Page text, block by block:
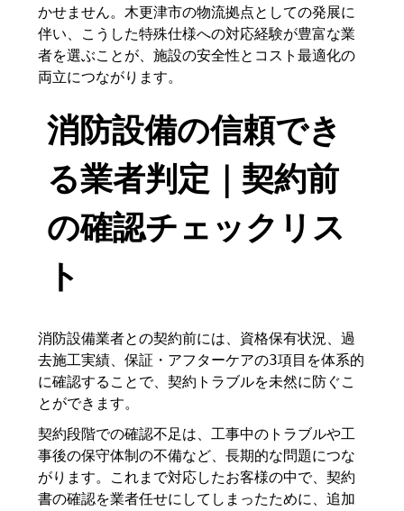
かせません。木更津市の物流拠点としての発展に
伴い、こうした特殊仕様への対応経験が豊富な業
者を選ぶことが、施設の安全性とコスト最適化の
両立につながります。
消防設備の信頼でき
る業者判定｜契約前
の確認チェックリス
ト
消防設備業者との契約前には、資格保有状況、過
去施工実績、保証・アフターケアの3項目を体系的
に確認することで、契約トラブルを未然に防ぐこ
とができます。
契約段階での確認不足は、工事中のトラブルや工
事後の保守体制の不備など、長期的な問題につな
がります。これまで対応したお客様の中で、契約
書の確認を業者任せにしてしまったために、追加